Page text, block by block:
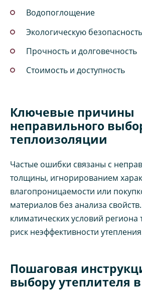
Водопоглощение
Экологическую безопасность
Прочность и долговечность
Стоимость и доступность
Ключевые причины
неправильного
теплоизоляции
Частые ошибки связаны с
толщины, игнорированием
влагопроницаемости или
материалов без анализа
климатических условий региона
риск неэффективности
Пошаговая
выбору утеплителя в